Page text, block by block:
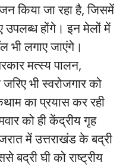
किया जा रहा है, जिसमें
होंगे। इन मेलों में
भी लगाए जाएंगे।
मत्स्य पालन,
भी स्वरोजगार को
का प्रयास कर रही
को ही केंद्रीय गृह
में उत्तराखंड के बद्री
बद्री घी को राष्ट्रीय